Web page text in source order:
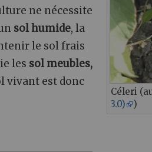
Céleri
3.0)
)
ne nécessite
sol humide, la
le sol frais
les sol meubles,
vivant est donc